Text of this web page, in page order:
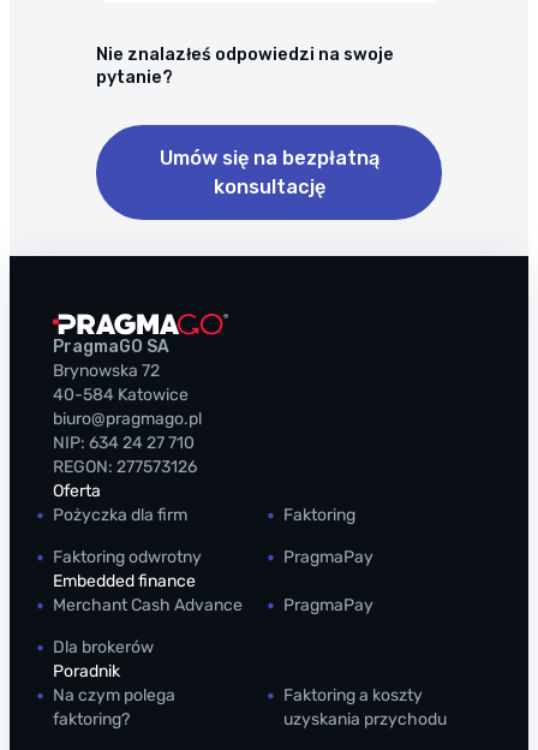
Funt brytyjski (GBP)
transportowych ,
budowlanych,
produkcyjnych,
gospodarki.
Nie znalazłeś odpowiedzi na swoje
pytanie?
Umów się na bezpłatną
konsultację
PragmaGO SA
Brynowska 72
40-584 Katowice
biuro@pragmago.pl
NIP: 634 24 27 710
REGON: 277573126
Oferta
Pożyczka dla firm
Faktoring
Faktoring odwrotny
PragmaPay
Embedded finance
Merchant Cash Advance
PragmaPay
Dla brokerów
Poradnik
Na czym polega
faktoring?
Faktoring a koszty
uzyskania przychodu